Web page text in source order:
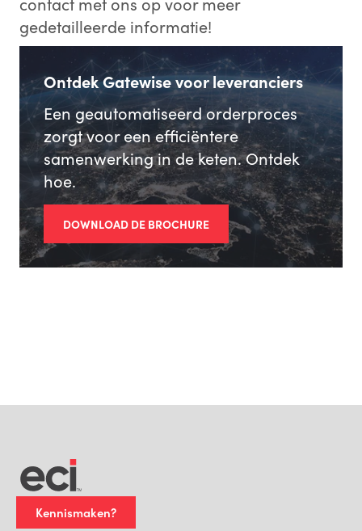
gedetailleerde informatie!
Ontdek Gatewise voor leveranciers
Een geautomatiseerd orderproces
zorgt voor een efficiëntere
samenwerking in de keten. Ontdek
hoe.
DOWNLOAD DE BROCHURE
Kennismaken?